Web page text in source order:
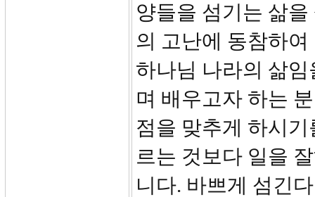
양들을 섬기는 삶
의 고난에 동참하
하나님 나라의 삶
며 배우고자 하는
점을 맞추게 하시
르는 것보다 일을
니다. 바쁘게 섬긴